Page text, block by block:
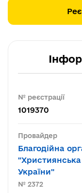
№ реєстрації
1019370
Провайдер
Благодійна
України"
№ 2372